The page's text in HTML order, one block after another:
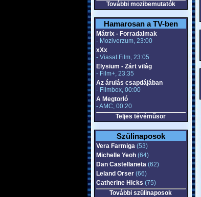
További mozibemutatók
Hamarosan a TV-ben
Mátrix - Forradalmak
- Moziverzum, 23:00
xXx
- Viasat Film, 23:05
Elysium - Zárt világ
- Film+, 23:35
Az árulás csapdájában
- Filmbox, 00:00
A Megtorló
- AMC, 00:20
Teljes tévéműsor
Szülinaposok
Vera Farmiga(53)
Michelle Yeoh(64)
Dan Castellaneta(62)
Leland Orser(66)
Catherine Hicks (75)
További szülinaposok